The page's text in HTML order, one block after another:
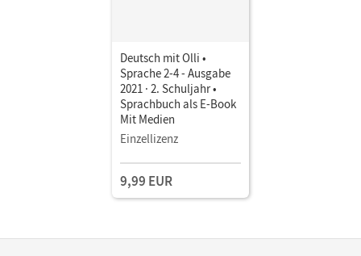
Deutsch mit Olli •
Sprache 2-4 - Ausgabe
2021 · 2. Schuljahr •
Sprachbuch als E-Book
Mit Medien
Einzellizenz
9,99 EUR